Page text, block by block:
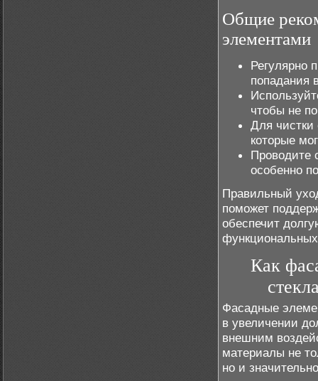
Общие
элементами
Регулярно
попадания
чтобы не
Для чистки
которые
Проводите
особенно
Правильный
поможет
обеспечит
Как
Фасадные
в увеличении
внешним
материалы не
но и